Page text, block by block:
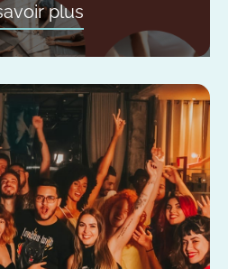
plus